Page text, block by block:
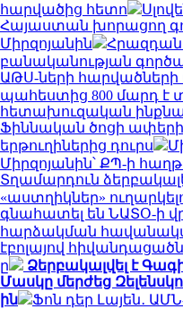
հարվածից հետո
Հայաստան խորացող
Միրզոյանին
բանականության
ԱԹՍ-ների հարվածների
պահեստից 800 մարդ է
հետախուզական
Ֆիննական ծոցի ափերի
երթուղիներից դուրս
Միրզոյանին՝ ՔՊ-ի
Տղամարդուն
«աստղիկներ»
գնահատել են ՆԱՏՕ-ի
հարձակման
էբոլայով
ը
Ձերբակալվել է
Մասկը մերժեց
ին
Ֆոն դեր Լայեն․